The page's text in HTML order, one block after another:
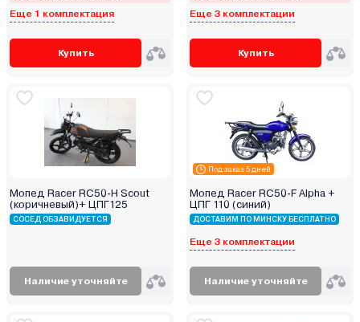
Еще 1 комплектация
Купить
Еще 3 комплектации
Купить
Мопед Racer RC50-Н Scout
(коричневый)+ ЦПГ125
СОСЕД ОБЗАВИДУЕТСЯ
Наличие уточняйте
Под заказ 5 дней
Мопед Racer RC50-F Alpha +
ЦПГ 110 (синий)
ДОСТАВИМ ПО МИНСКУ БЕСПЛАТНО
Еще 3 комплектации
Наличие уточняйте